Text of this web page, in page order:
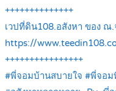
++++++++++++++
เวปที่ดิน108.อสังหา ของ ณ
https://
++++++++++++++++
#พี่จอมบ้านสบายใจ #พี่จอ